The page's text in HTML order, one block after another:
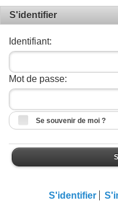
S'identifier
Identifiant:
Mot de passe:
Se souvenir de moi ?
S'identifier